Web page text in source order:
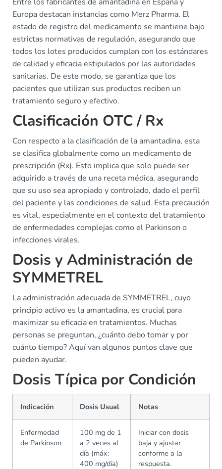
Europa destacan instancias como Merz Pharma. El
estado de registro del medicamento se mantiene bajo
estrictas normativas de regulación, asegurando que
todos los lotes producidos cumplan con los estándares
de calidad y eficacia estipulados por las autoridades
sanitarias. De este modo, se garantiza que los
pacientes que utilizan sus productos reciben un
tratamiento seguro y efectivo.
Clasificación OTC / Rx
Con respecto a la clasificación de la amantadina, esta
se clasifica globalmente como un medicamento de
prescripción (Rx). Esto implica que solo puede ser
adquirido a través de una receta médica, asegurando
que su uso sea apropiado y controlado, dado el perfil
del paciente y las condiciones de salud. Esta precaución
es vital, especialmente en el contexto del tratamiento
de enfermedades complejas como el Parkinson o
infecciones virales.
Dosis y Administración de
SYMMETREL
La administración adecuada de SYMMETREL, cuyo
principio activo es la amantadina, es crucial para
maximizar su eficacia en tratamientos. Muchas
personas se preguntan, ¿cuánto debo tomar y por
cuánto tiempo? Aquí van algunos puntos clave que
pueden ayudar.
Dosis Típica por Condición
Indicación Dosis Usual Notas
Enfermedad
de Parkinson
100 mg de 1
a 2 veces al
día (máx:
400 mg/día)
Iniciar con dosis
baja y ajustar
conforme a la
respuesta.